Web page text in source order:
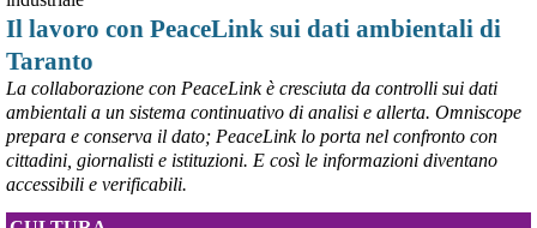
fotografico
pace #pcknews Ivrea
Il lavoro con PeaceLink sui dati ambientali di
Taranto
La collaborazione con PeaceLink è cresciuta da controlli sui dati
ambientali a un sistema continuativo di analisi e allerta. Omniscope
prepara e conserva il dato; PeaceLink lo porta nel confronto con
cittadini, giornalisti e istituzioni. E così le informazioni diventano
accessibili e verificabili.